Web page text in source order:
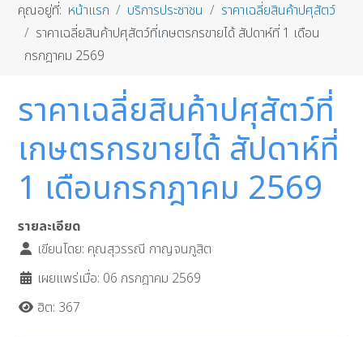
คุณอยู่ที่: หน้าแรก บริการประชาชน
ราคาเฉลี่ยสินค้าปศุสัตว์
ราคาเฉลี่ยสินค้าปศุสัตว์ที่เกษตรกรขายได้ สัปดาห์ที่ 1 เดือน
กรกฎาคม 2569
ราคาเฉลี่ยสินค้าปศุสัตว์ที่
เกษตรกรขายได้ สัปดาห์ที่
1 เดือนกรกฎาคม 2569
รายละเอียด
เขียนโดย: คุณสุวรรณี กาญจนภูสิต
เผยแพร่เมื่อ: 06 กรกฎาคม 2569
ฮิต: 367